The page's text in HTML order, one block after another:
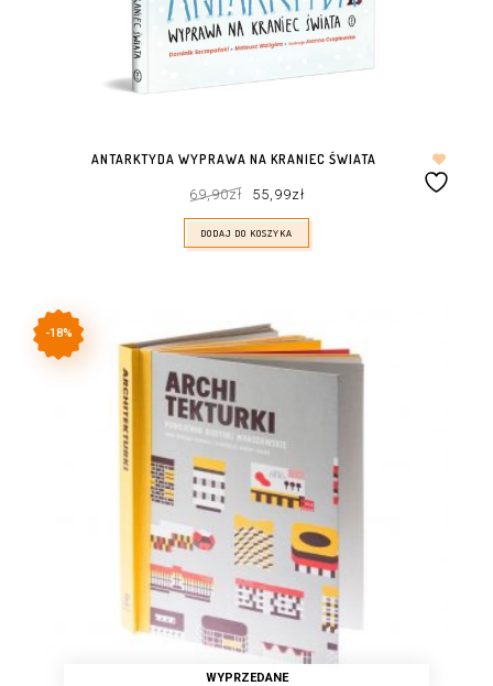
ANTARKTYDA WYPRAWA NA KRANIEC ŚWIATA
69,90zł cena
wynosiła:
69,90zł.
55,99złcena
55,99zł.
DODAJ DO KOSZYKA
WYPRZEDANE
-18%